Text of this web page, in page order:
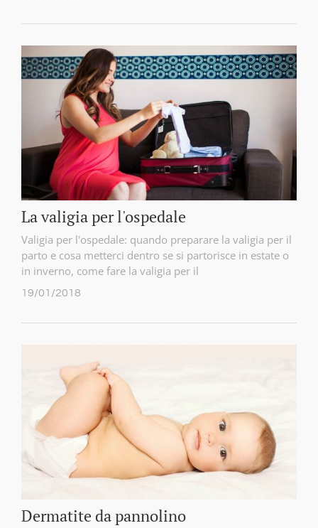
La valigia per l'ospedale
Valigia per l'ospedale: quando preparare la valigia per il
parto e cosa metterci dentro se si partorisce in estate o
in inverno, come fare la valigia per il
19/01/2018
Dermatite da pannolino